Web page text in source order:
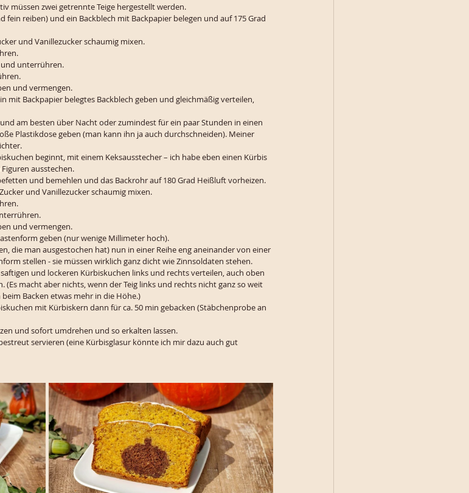
müssen zwei getrennte Teige hergestellt werden.
reiben) und ein Backblech mit Backpapier belegen und auf 175 Grad
und Vanillezucker schaumig mixen.
und unterrühren.
und vermengen.
mit Backpapier belegtes Backblech geben und gleichmäßig verteilen,
am besten über Nacht oder zumindest für ein paar Stunden in einen
Plastikdose geben (man kann ihn ja auch durchschneiden). Meiner
beginnt, mit einem Keksausstecher – ich habe eben einen Kürbis
ausstechen.
und bemehlen und das Backrohr auf 180 Grad Heißluft vorheizen.
und Vanillezucker schaumig mixen.
und vermengen.
geben (nur wenige Millimeter hoch).
die man ausgestochen hat) nun in einer Reihe eng aneinander von einer
stellen - sie müssen wirklich ganz dicht wie Zinnsoldaten stehen.
und lockeren Kürbiskuchen links und rechts verteilen, auch oben
(Es macht aber nichts, wenn der Teig links und rechts nicht ganz so weit
Backen etwas mehr in die Höhe.)
mit Kürbiskern dann für ca. 50 min gebacken (Stäbchenprobe an
und sofort umdrehen und so erkalten lassen.
servieren (eine Kürbisglasur könnte ich mir dazu auch gut